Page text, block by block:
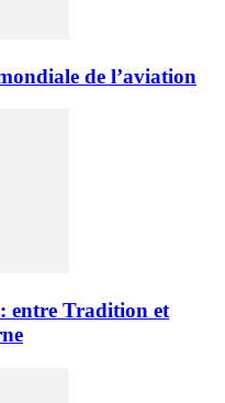
de l’aviation
entre Tradition et